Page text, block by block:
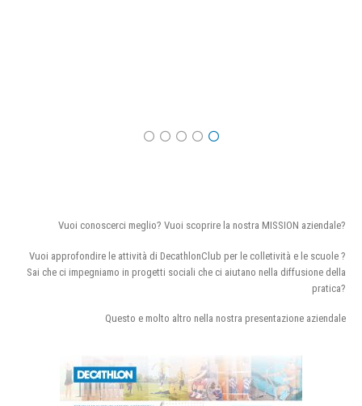
Vuoi conoscerci meglio? Vuoi scoprire la nostra MISSION aziendale?
Vuoi approfondire le attività di DecathlonClub per le colletività e le scuole ?
Sai che ci impegniamo in progetti sociali che ci aiutano nella diffusione della
pratica?
Questo e molto altro nella nostra presentazione aziendale